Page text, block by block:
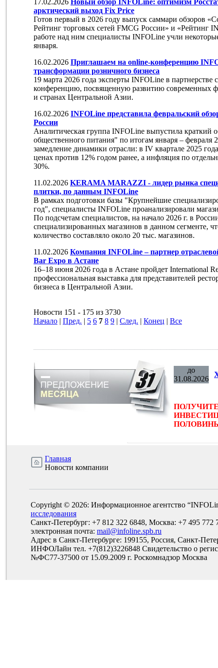
17.02.2026 Новый обзор INFOLine: оптимизм
арктический выход Fix Price
Готов первый в 2026 году выпуск саммари обзоров
Рейтинг торговых сетей FMCG России» и «Рейтинг
работе над ним специалисты INFOLine учли
января.
16.02.2026 Приглашаем на online-конференцию
трансформации розничного бизнеса
19 марта 2026 года эксперты INFOLine в партнерстве
конференцию, посвященную развитию современных
и странах Центральной Азии.
16.02.2026 INFOLine представила февральский
России
Аналитическая группа INFOLine выпустила краткий
общественного питания" по итогам января – февраля
замедление динамики отрасли: в IV квартале 2025
ценах против 12% годом ранее, а инфляция по
30%.
11.02.2026 KERAMA MARAZZI - лидер рынка
плитки, по данным INFOLine
В рамках подготовки базы "Крупнейшие
год", специалисты INFOLine проанализировали
По подсчетам специалистов, на начало 2026 г. в
специализированных магазинов в данном сегменте,
количество составляло около 20 тыс. магазинов.
11.02.2026 Компания INFOLine – партнер
Bar Expo в Астане
16–18 июня 2026 года в Астане пройдет International
профессиональная выставка для представителей
бизнеса в Центральной Азии.
Новости 151 - 175 из 3730
Начало | Пред. | 5 6 7 8 9 | След. | Конец | Все
до
31.08.2026
ПОЛОВИНЫ
Главная
Новости компании
Copyright © 2026: Информационное агентство
исследования
Санкт-Петербург: +7 812 322 6848, Москва: +7 495 772
электронная почта: mail@infoline.spb.ru
Адрес в Санкт-Петербурге: 199155, Россия, Санкт-
ИНФОЛайн тел. +7(812)3226848 Свидетельство о
№ФС77-37500 от 15.09.2009 г. Роскомнадзор Москва